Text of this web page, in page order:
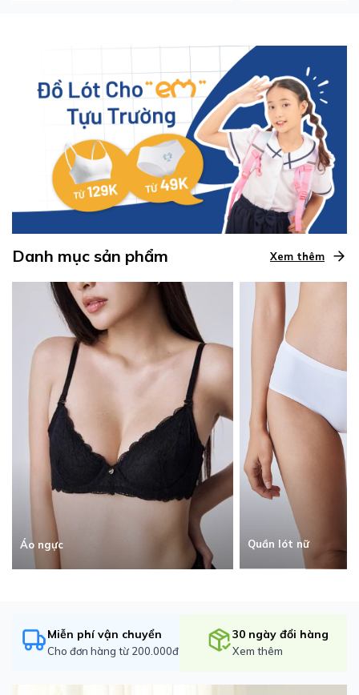
Danh mục sản phẩm Xem thêm
Áo ngực Quần lót nữ
Miễn phí vận chuyển
Cho đơn hàng từ 200.000đ
30 ngày đổi hàng
Xem thêm